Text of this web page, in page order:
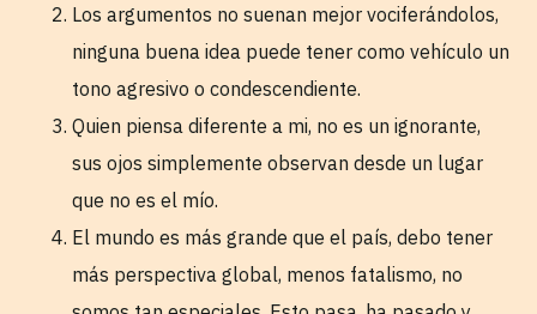
Los argumentos no suenan mejor vociferándolos,
ninguna buena idea puede tener como vehículo un
tono agresivo o condescendiente.
Quien piensa diferente a mi, no es un ignorante,
sus ojos simplemente observan desde un lugar
que no es el mío.
El mundo es más grande que el país, debo tener
más perspectiva global, menos fatalismo, no